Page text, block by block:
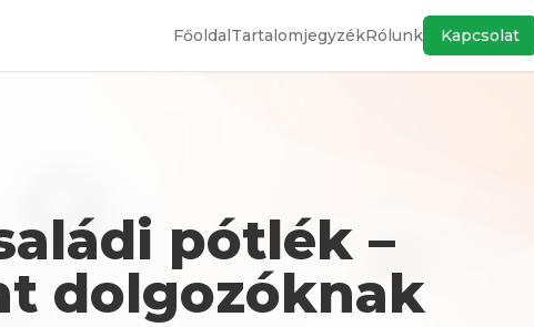
FőoldalTartalomjegyzékRólunk Kapcsolat
pótlék –
dolgozóknak